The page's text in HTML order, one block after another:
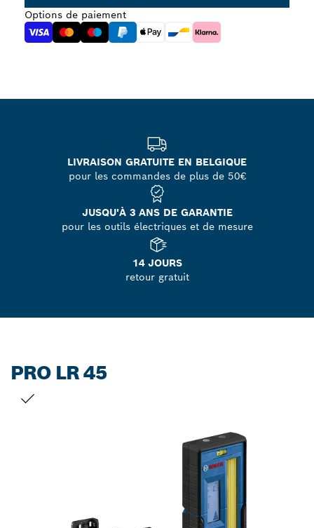
Options de paiement
LIVRAISON GRATUITE EN BELGIQUE
pour les commandes de plus de 50€
JUSQU'À 3 ANS DE GARANTIE
pour les outils électriques et de mesure
14 JOURS
retour gratuit
PRO LR 45